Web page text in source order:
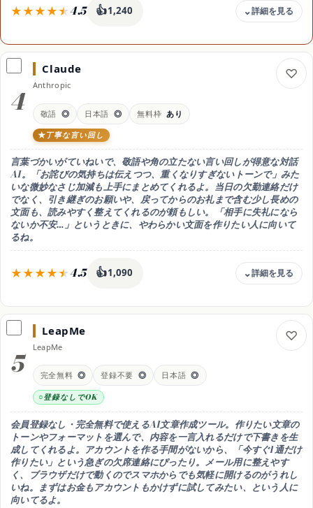
4.5 👍1,240
料金
無料 / Microsoft 365 Premium 月3,200円
無料枠
無料でも連絡メールの下書きは作れる。
OutlookやWordの中でより快適に使うなら個人向けMicrosoft 365
Premium(月3,200円)が目安(2026年8月時点)
文面づくりの特徴
OutlookやWord・Edgeに組み込まれていて、
メール画面から欠勤連絡の下書きを生成。
会社のOffice環境と相性がよい
対応
Web/Windows/アプリ・Outlook連携・日本語◯
おすすめ用途
OutlookやWordなど会社のメールで使いたい
4
Claude
Anthropic
敬語 ◎ 日本語 ◎ 無料枠 あり
丁寧な言い回し
言葉づかいがていねいで、 敬語や角の立たない言い回しが得意な対話
AI。「お詫びの気持ちは伝えつつ、重くなりすぎないトーンで」みた
いな微妙なさじ加減も上手にまとめてくれるよ。当日の欠勤連絡だけ
でなく、引き継ぎのお願いや、戻ってからのお礼まで含む少し長めの
文面も、読みやすく整えてくれるのが頼もしい。「相手に失礼になら
ないか不安…」というときに、やわらかい文面を作りたい人に向いて
るね。
4.5 👍1,090
料金
無料 / Pro 月20ドル(年払い月17ドル) / Max 月100ドル〜
無料枠
無料でも丁寧な連絡メールを作れる。たくさん使う・
長い引き継ぎ文も任せたいならPro(月20ドル・年払い月17ドル)
が目安(2026年時点)
文面づくりの特徴
言葉づかいがていねいで、敬語や角の立たない言い回しが得意。
お詫びや引き継ぎを含む長めの文面もまとまりよく整う
対応
Web/アプリ(iOS・Android)・日本語◎
おすすめ用途
やわらかく角の立たない丁寧な文面にしたい
5
LeapMe
LeapMe
完全無料 ◎ 登録不要 ◎ 日本語 ◎
登録なしでOK
会員登録なし・完全無料で使えるAI文章作成ツール。作りたい文章の
トーンやフォーマットを選んで、内容を一言入れるだけで下書きを生
成してくれるよ。アカウントを作る手間がないから、
「今すぐ1通だけ
作りたい」という急ぎの欠席連絡にぴったり。メール用に整えやす
く、ブラウザだけで動くのでスマホからでも気軽に開けるのがうれし
いね。まずはお金もアカウントもかけずに試してみたい、という人に
向いてるよ。